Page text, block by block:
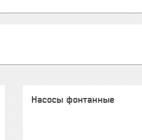
Насосы фонтанные